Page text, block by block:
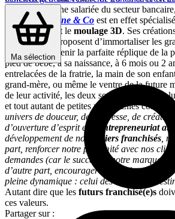
Ma sélection
Carine, ancienne salariée du secteur
policière,Septine & Co est en effet
d’empreintes et le moulage 3D. Ses
artistiques se proposent d’immortaliser les
garder en souvenir la parfaite réplique de la
pied de bébé, à sa naissance, à 6 mois ou 2
entrelacées de la fratrie, la main de son
grand-mère, ou même le ventre de la future
de leur activité, les deux sœurs ont réalisé
et tout autant de petites mains. Elles confient
univers de douceur, de tendresse, de
d’ouverture d’esprit et d’
entrepreneuriat
développement de nos
ateliers franchisés ,
part, renforcer notre proximité avec nos
demandes (car le succès de notre marque
d’autre part, encourager la création
pleine dynamique : celui des services à
Autant dire que les futurs franchisé(e)s
ces valeurs.
Partager sur :